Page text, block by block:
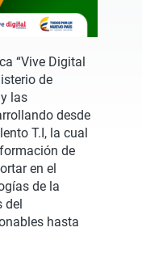
“Vive Digital
de
las
desde
T.I, la cual
de
en el
de la
del
hasta